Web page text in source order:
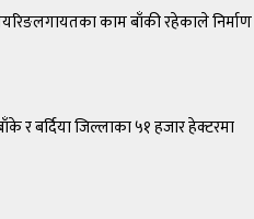
काम बाँकी रहेकाले निर्माण
र बर्दिया जिल्लाका ५१ हजार हेक्टरमा